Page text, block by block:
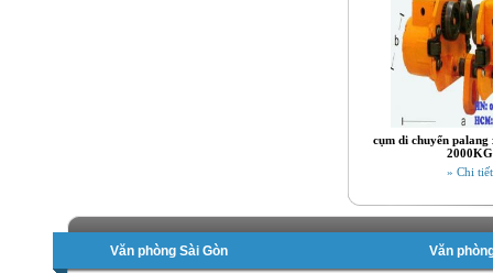
cụm di chuyển
2000KG
» Chi tiết
Văn phòng Sài Gòn Văn